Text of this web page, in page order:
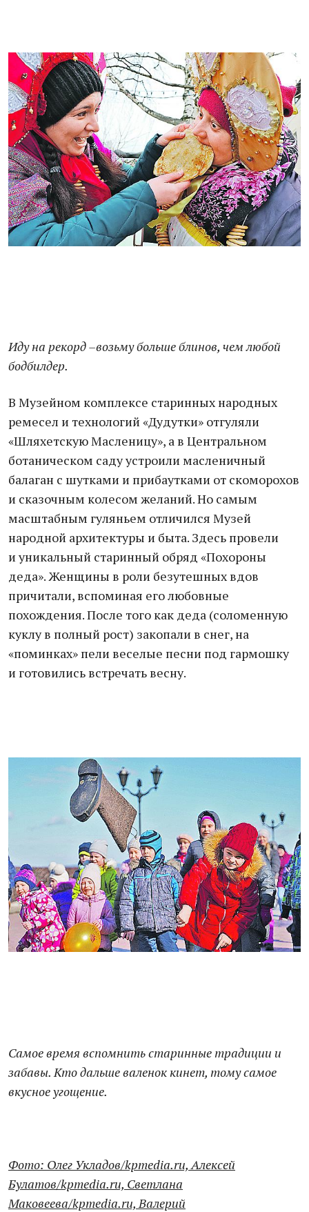
Иду на рекорд –возьму больше блинов, чем любой
бодбилдер.
В Музейном комплексе старинных народных
ремесел и технологий «Дудутки» отгуляли
«Шляхетскую Масленицу», а в Центральном
ботаническом саду устроили масленичный
балаган с шутками и прибаутками от скоморохов
и сказочным колесом желаний. Но самым
масштабным гуляньем отличился Музей
народной архитектуры и быта. Здесь провели
и уникальный старинный обряд «Похороны
деда». Женщины в роли безутешных вдов
причитали, вспоминая его любовные
похождения. После того как деда (соломенную
куклу в полный рост) закопали в снег, на
«поминках» пели веселые песни под гармошку
и готовились встречать весну.
Самое время вспомнить старинные традиции и
забавы. Кто дальше валенок кинет, тому самое
вкусное угощение.
Фото: Олег Укладов/kpmedia.ru, Алексей
Булатов/kpmedia.ru, Светлана
Маковеева/kpmedia.ru, Валерий